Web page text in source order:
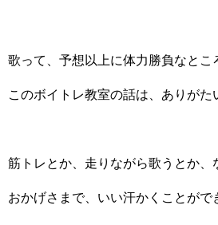
歌って、予想以上に体力勝負なとこ
このボイトレ教室の話は、ありがた
筋トレとか、走りながら歌うとか、
おかげさまで、いい汗かくことがで